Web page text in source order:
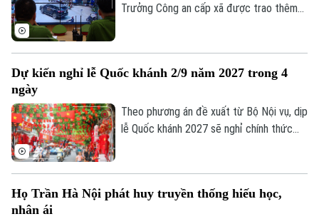
Chuyên mục
Thời sự
Chính trị
Trưởng Công an cấp xã được trao thêm
thẩm quyền xử phạt của lực lượng Công
cảnh cáo; phạt tiền đến 37,5 triệu đồng.
Dự kiến nghỉ lễ Quốc khánh 2/9 năm 2027 trong 4
ngày
Theo phương án đề xuất từ Bộ Nội vụ, dịp
lễ Quốc khánh 2027 sẽ nghỉ chính thức
giúp người lao động có trọn vẹn 4 ngày
Họ Trần Hà Nội phát huy truyền thống hiếu học,
nhân ái